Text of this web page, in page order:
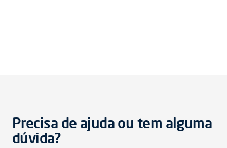
Precisa de ajuda ou tem alguma
dúvida?